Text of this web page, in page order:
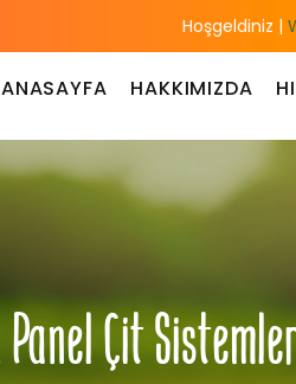
Hoşgeldiniz |
ANASAYFA HAKKIMIZDA
Çit